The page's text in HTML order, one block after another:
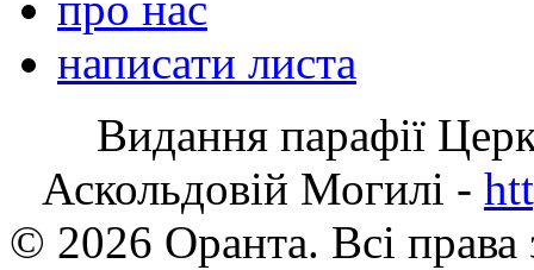
написати листа
Видання парафії
Аскольдовій Могилі -
© 2026 Оранта. Всі